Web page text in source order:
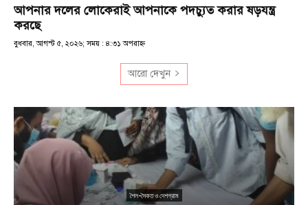
আপনার দলের লোকেরাই আপনাকে পদচ্যুত করার ষড়যন্ত্র
করছে
বুধবার, আগস্ট ৫, ২০২৬; সময় : ৪:৩১ অপরাহ্ণ
আরো দেখুন
শৈল-সৈকত ও দেশগ্রাম